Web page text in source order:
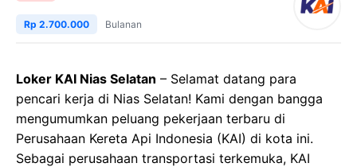
Rp 2.700.000 Bulanan
Loker KAI Nias Selatan – Selamat datang para
pencari kerja di Nias Selatan! Kami dengan bangga
mengumumkan peluang pekerjaan terbaru di
Perusahaan Kereta Api Indonesia (KAI) di kota ini.
Sebagai perusahaan transportasi terkemuka, KAI